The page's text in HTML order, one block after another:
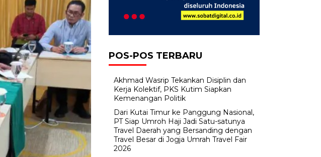
POS-POS TERBARU
Akhmad Wasrip Tekankan Disiplin dan
Kerja Kolektif, PKS Kutim Siapkan
Kemenangan Politik
Dari Kutai Timur ke Panggung Nasional,
PT Siap Umroh Haji Jadi Satu-satunya
Travel Daerah yang Bersanding dengan
Travel Besar di Jogja Umrah Travel Fair
2026